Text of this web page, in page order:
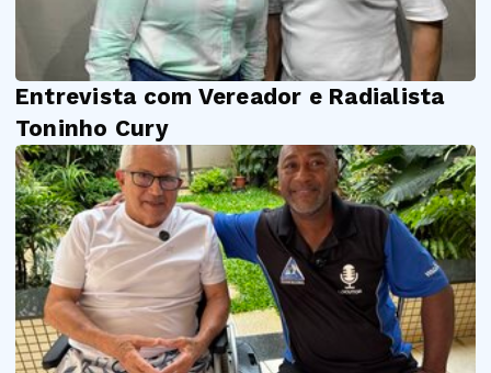
Entrevista com Vereador e Radialista
Toninho Cury